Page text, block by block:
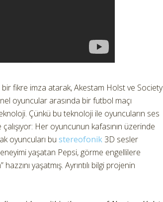
bir fikre imza atarak, Akestam Holst ve Society
oyuncular arasında bir futbol maçı
Çünkü bu teknoloji ile oyuncuların ses
Her oyuncunun kafasının üzerinde
oyuncuları bu stereofonik 3D sesler
yaşatan Pepsi, görme engellilere
yaşatmış. Ayrıntılı bilgi projenin